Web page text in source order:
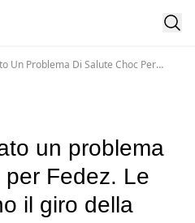
Un Problema Di Salute Choc Per
un problema
Fedez. Le
il giro della